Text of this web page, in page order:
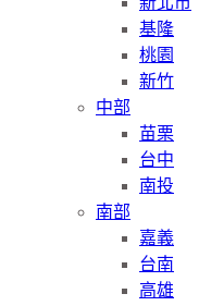
基隆
桃園
新竹
中部
苗栗
台中
南投
南部
嘉義
台南
高雄